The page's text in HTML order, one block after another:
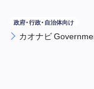
カオナビ